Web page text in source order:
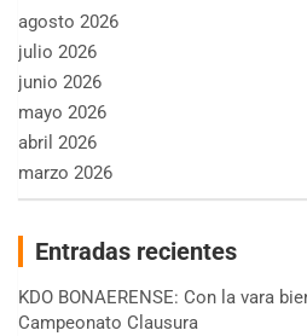
agosto 2026
julio 2026
junio 2026
mayo 2026
abril 2026
marzo 2026
Entradas recientes
KDO BONAERENSE: Con la vara
Campeonato Clausura